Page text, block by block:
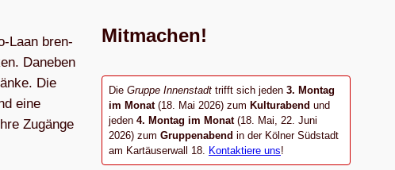
Laan bren­
Dane­ben
Die
eine
Zugänge
Mitmachen!
Die Gruppe Innenstadt trifft sich jeden 3. Montag
im Monat (18. Mai 2026) zum Kulturabend und
jeden 4. Montag im Monat(18. Mai, 22. Juni
2026) zum Gruppenabend in der Kölner Südstadt
am Kartäuserwall 18. Kontaktiere uns!